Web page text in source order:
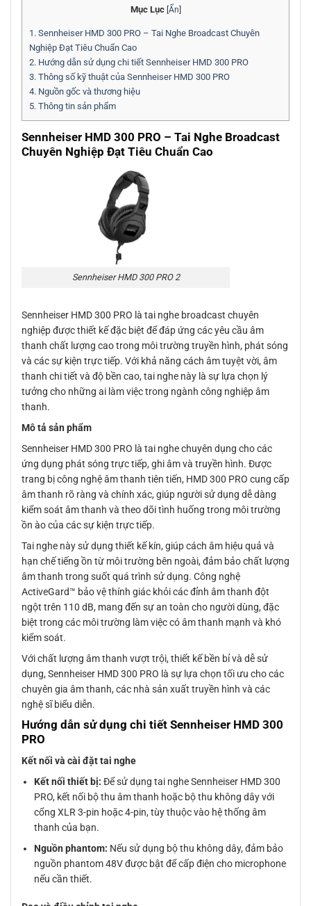
Mục Lục Ẩn
1. Sennheiser HMD 300 PRO – Tai Nghe Broadcast Chuyên
Nghiệp Đạt Tiêu Chuẩn Cao
2. Hướng dẫn sử dụng chi tiết Sennheiser HMD 300 PRO
3. Thông số kỹ thuật của Sennheiser HMD 300 PRO
4. Nguồn gốc và thương hiệu
5. Thông tin sản phẩm
Sennheiser HMD 300 PRO – Tai Nghe Broadcast
Chuyên Nghiệp Đạt Tiêu Chuẩn Cao
Sennheiser HMD 300 PRO 2
Sennheiser HMD 300 PRO là tai nghe broadcast chuyên
nghiệp được thiết kế đặc biệt để đáp ứng các yêu cầu âm
thanh chất lượng cao trong môi trường truyền hình, phát sóng
và các sự kiện trực tiếp. Với khả năng cách âm tuyệt vời, âm
thanh chi tiết và độ bền cao, tai nghe này là sự lựa chọn lý
tưởng cho những ai làm việc trong ngành công nghiệp âm
thanh.
Mô tả sản phẩm
Sennheiser HMD 300 PRO là tai nghe chuyên dụng cho các
ứng dụng phát sóng trực tiếp, ghi âm và truyền hình. Được
trang bị công nghệ âm thanh tiên tiến, HMD 300 PRO cung cấp
âm thanh rõ ràng và chính xác, giúp người sử dụng dễ dàng
kiểm soát âm thanh và theo dõi tình huống trong môi trường
ồn ào của các sự kiện trực tiếp.
Tai nghe này sử dụng thiết kế kín, giúp cách âm hiệu quả và
hạn chế tiếng ồn từ môi trường bên ngoài, đảm bảo chất lượng
âm thanh trong suốt quá trình sử dụng. Công nghệ
ActiveGard™ bảo vệ thính giác khỏi các đỉnh âm thanh đột
ngột trên 110 dB, mang đến sự an toàn cho người dùng, đặc
biệt trong các môi trường làm việc có âm thanh mạnh và khó
kiểm soát.
Với chất lượng âm thanh vượt trội, thiết kế bền bỉ và dễ sử
dụng, Sennheiser HMD 300 PRO là sự lựa chọn tối ưu cho các
chuyên gia âm thanh, các nhà sản xuất truyền hình và các
nghệ sĩ biểu diễn.
Hướng dẫn sử dụng chi tiết Sennheiser HMD 300
PRO
Kết nối và cài đặt tai nghe
Kết nối thiết bị: Để sử dụng tai nghe Sennheiser HMD 300
PRO, kết nối bộ thu âm thanh hoặc bộ thu không dây với
cổng XLR 3-pin hoặc 4-pin, tùy thuộc vào hệ thống âm
thanh của bạn.
Nguồn phantom: Nếu sử dụng bộ thu không dây, đảm bảo
nguồn phantom 48V được bật để cấp điện cho microphone
nếu cần thiết.